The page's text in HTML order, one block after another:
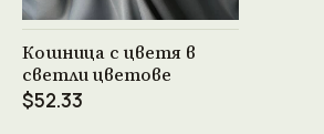
Виж продукта →
Кошница с цветя в
светли цветове
$52.33